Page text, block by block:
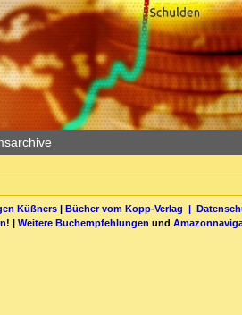
Küßners| Bücher vom Kopp-Verlag |
! | Weitere Buchempfehlungen und